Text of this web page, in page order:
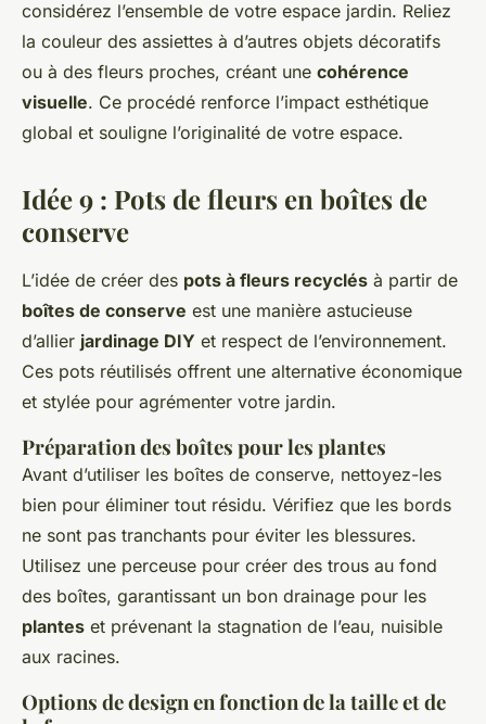
considérez l’ensemble de votre espace jardin. Reliez
la couleur des assiettes à d’autres objets décoratifs
ou à des fleurs proches, créant une cohérence
visuelle. Ce procédé renforce l’impact esthétique
global et souligne l’originalité de votre espace.
Idée 9 : Pots de fleurs en boîtes de
conserve
L’idée de créer des pots à fleurs recyclés à partir de
boîtes de conserve est une manière astucieuse
d’allier jardinage DIY et respect de l’environnement.
Ces pots réutilisés offrent une alternative économique
et stylée pour agrémenter votre jardin.
Préparation des boîtes pour les plantes
Avant d’utiliser les boîtes de conserve, nettoyez-les
bien pour éliminer tout résidu. Vérifiez que les bords
ne sont pas tranchants pour éviter les blessures.
Utilisez une perceuse pour créer des trous au fond
des boîtes, garantissant un bon drainage pour les
plantes et prévenant la stagnation de l’eau, nuisible
aux racines.
Options de design en fonction de la taille et de